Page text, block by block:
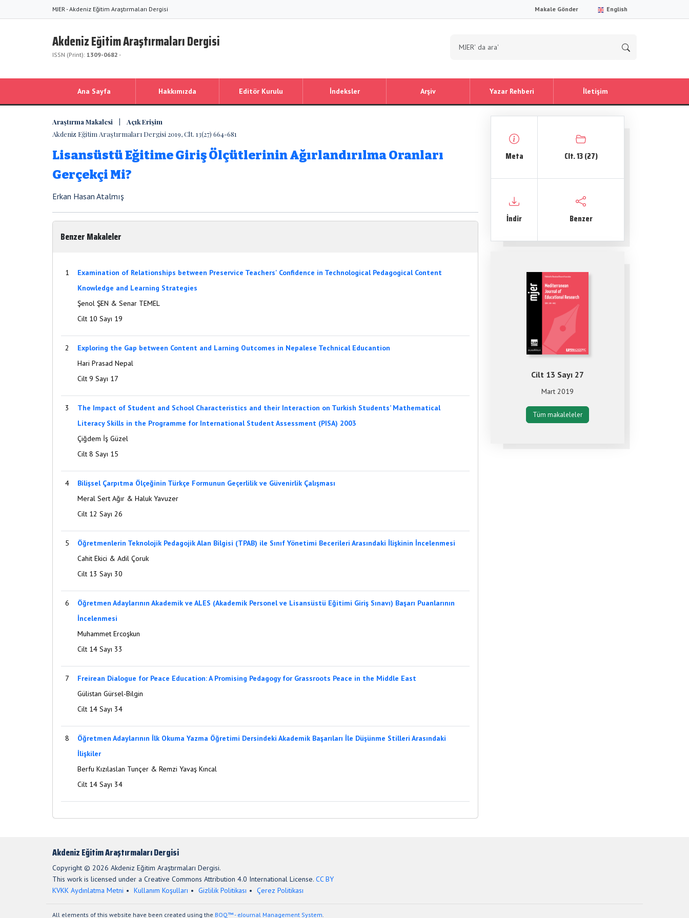
MJER - Akdeniz Eğitim Araştırmaları Dergisi Makale Gönder English
Akdeniz Eğitim Araştırmaları Dergisi
ISSN (Print): 1309-0682 -
Ana Sayfa Hakkımızda Editör Kurulu İndeksler Arşiv Yazar Rehberi İletişim
Araştırma Makalesi | Açık Erişim
Akdeniz Eğitim Araştırmaları Dergisi 2019, Clt. 13(27) 664-681
Lisansüstü Eğitime Giriş Ölçütlerinin Ağırlandırılma Oranları
Gerçekçi Mi?
Erkan Hasan Atalmış
Benzer Makaleler
1
Examination of Relationships between Preservice Teachers' Confidence in Technological Pedagogical Content
Knowledge and Learning Strategies
Şenol ŞEN & Senar TEMEL
Cilt 10 Sayı 19
2
Exploring the Gap between Content and Larning Outcomes in Nepalese Technical Educantion
Hari Prasad Nepal
Cilt 9 Sayı 17
3
The Impact of Student and School Characteristics and their Interaction on Turkish Students’ Mathematical
Literacy Skills in the Programme for International Student Assessment (PISA) 2003
Çiğdem İş Güzel
Cilt 8 Sayı 15
4
Bilişsel Çarpıtma Ölçeğinin Türkçe Formunun Geçerlilik ve Güvenirlik Çalışması
Meral Sert Ağır & Haluk Yavuzer
Cilt 12 Sayı 26
5
Öğretmenlerin Teknolojik Pedagojik Alan Bilgisi (TPAB) ile Sınıf Yönetimi Becerileri Arasındaki İlişkinin İncelenmesi
Cahit Ekici & Adil Çoruk
Cilt 13 Sayı 30
6
Öğretmen Adaylarının Akademik ve ALES (Akademik Personel ve Lisansüstü Eğitimi Giriş Sınavı) Başarı Puanlarının
İncelenmesi
Muhammet Ercoşkun
Cilt 14 Sayı 33
7
Freirean Dialogue for Peace Education: A Promising Pedagogy for Grassroots Peace in the Middle East
Gülistan Gürsel-Bilgin
Cilt 14 Sayı 34
8
Öğretmen Adaylarının İlk Okuma Yazma Öğretimi Dersindeki Akademik Başarıları İle Düşünme Stilleri Arasındaki
İlişkiler
Berfu Kızılaslan Tunçer & Remzi Yavaş Kıncal
Cilt 14 Sayı 34
Meta Clt. 13 (27)
İndir Benzer
Cilt 13 Sayı 27
Mart 2019
Tüm makaleleler
Akdeniz Eğitim Araştırmaları Dergisi
Copyright © 2026 Akdeniz Eğitim Araştırmaları Dergisi.
This work is licensed under a Creative Commons Attribution 4.0 International License. CC BY
KVKK Aydınlatma Metni
Kullanım Koşulları Gizlilik Politikası Çerez Politikası
All elements of this website have been created using the BOQ™ - eJournal Management System.